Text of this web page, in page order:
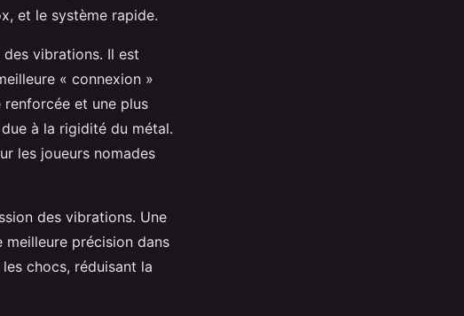
et le système rapide.
vibrations. Il est
« connexion »
et une plus
à la rigidité du métal.
les joueurs nomades
des vibrations. Une
précision dans
chocs, réduisant la